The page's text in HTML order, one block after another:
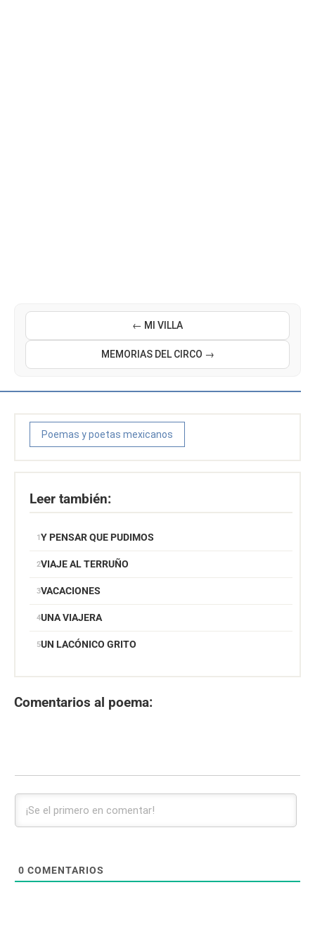
← MI VILLA
MEMORIAS DEL CIRCO →
Poemas y poetas mexicanos
Leer también:
Y PENSAR QUE PUDIMOS
VIAJE AL TERRUÑO
VACACIONES
UNA VIAJERA
UN LACÓNICO GRITO
Comentarios al poema:
0 COMENTARIOS